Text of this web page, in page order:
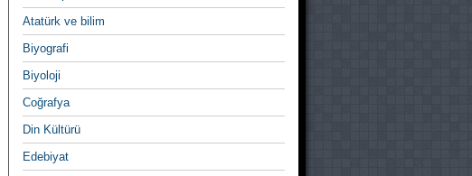
Atatürk ve bilim
Biyografi
Biyoloji
Coğrafya
Din Kültürü
Edebiyat